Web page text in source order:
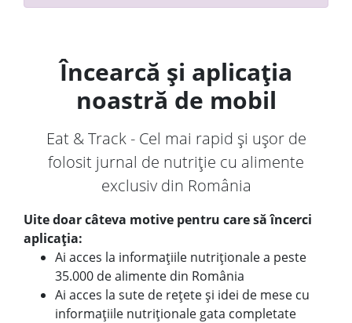
Încearcă și aplicația
noastră de mobil
Eat & Track - Cel mai rapid și ușor de
folosit jurnal de nutriție cu alimente
exclusiv din România
Uite doar câteva motive pentru care să încerci
aplicația:
Ai acces la informațiile nutriționale a peste
35.000 de alimente din România
Ai acces la sute de rețete și idei de mese cu
informațiile nutriționale gata completate